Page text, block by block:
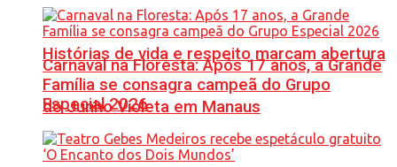
Histórias de vida e respeito marcam abertura
do Junho Violeta em Manaus
Carnaval na Floresta: Após 17 anos, a Grande
Família se consagra campeã do Grupo
Especial 2026